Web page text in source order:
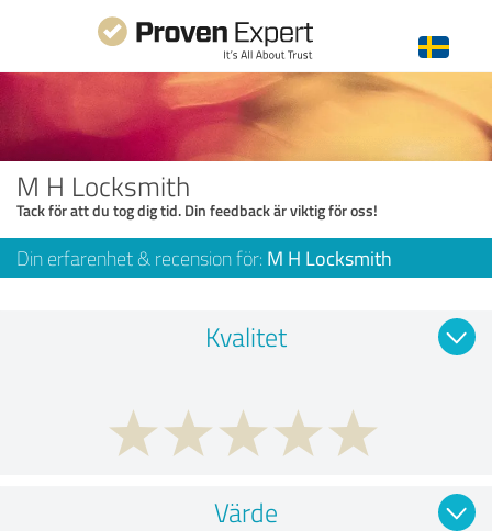
M H Locksmith
Tack för att du tog dig tid. Din feedback är viktig för oss!
Din erfarenhet & recension för: M H Locksmith
Kvalitet
Värde